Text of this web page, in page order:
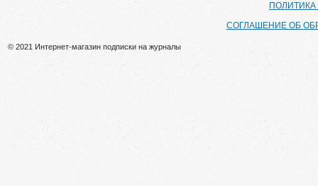
СОГЛАШЕНИЕ ОБ
© 2021 Интернет-магазин подписки на журналы